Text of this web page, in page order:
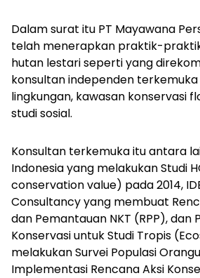
Dalam surat itu PT Mayawana
telah menerapkan praktik-
hutan lestari seperti yang
konsultan independen
lingkungan, kawasan konservasi
studi sosial.
Konsultan terkemuka itu antara
Indonesia yang melakukan Studi
conservation value) pada 2014,
Consultancy yang membuat
dan Pemantauan NKT (RPP), dan
Konservasi untuk Studi Tropis
melakukan Survei Populasi
Implementasi Rencana Aksi